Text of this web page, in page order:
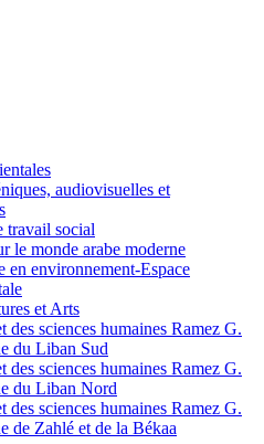
audiovisuelles et
travail social
le monde arabe moderne
en environnement-Espace
et Arts
des sciences humaines Ramez G.
du Liban Sud
des sciences humaines Ramez G.
du Liban Nord
des sciences humaines Ramez G.
de Zahlé et de la Békaa